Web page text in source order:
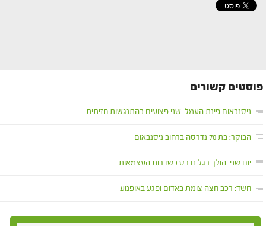
פוסטים קשורים
ניסנבאום פינת העמל: שני פצועים בהתנגשות חזיתית
הבוקר: בת 70 נדרסה ברחוב ניסנבאום
יום שני: הולך רגל נדרס בשדרות העצמאות
חשד: רכב חצה צומת באדום ופגע באופנוע